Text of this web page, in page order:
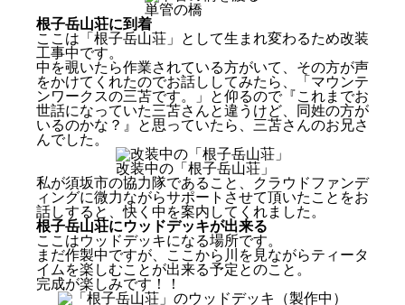
単管の橋
根子岳山荘に到着
ここは「根子岳山荘」として生まれ変わるため改装
工事中です。
中を覗いたら作業されている方がいて、その方が声
をかけてくれたのでお話ししてみたら、「マウンテ
ンワークスの三苫です。」と仰るので『これまでお
世話になっていた三苫さんと違うけど、同姓の方が
いるのかな？』と思っていたら、三苫さんのお兄さ
んでした。
改装中の「根子岳山荘」
私が須坂市の協力隊であること、クラウドファンデ
ィングに微力ながらサポートさせて頂いたことをお
話しすると、快く中を案内してくれました。
根子岳山荘にウッドデッキが出来る
ここはウッドデッキになる場所です。
まだ作製中ですが、ここから川を見ながらティータ
イムを楽しむことが出来る予定とのこと。
完成が楽しみです！！